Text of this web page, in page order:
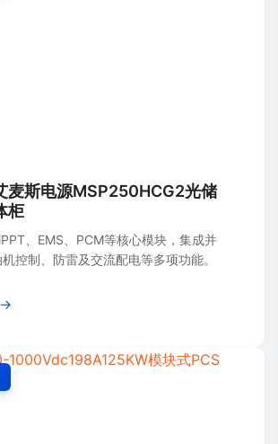
麦斯电源MSP250HCG2光储
柜
、EMS、PCM等核心模块，集成并
控制、防雷及交流配电等多项功能。
→